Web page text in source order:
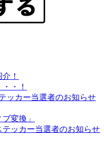
！
・！
ッカー当選者のお知らせ
変換」
テッカー当選者のお知らせ